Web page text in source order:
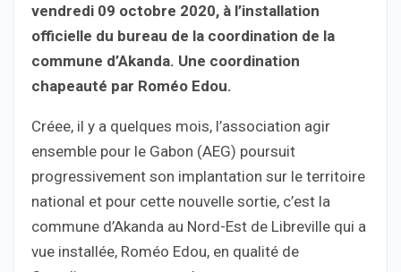
vendredi 09 octobre 2020, à l’installation
officielle du bureau de la coordination de la
commune d’Akanda. Une coordination
chapeauté par Roméo Edou.
Créee, il y a quelques mois, l’association agir
ensemble pour le Gabon (AEG) poursuit
progressivement son implantation sur le territoire
national et pour cette nouvelle sortie, c’est la
commune d’Akanda au Nord-Est de Libreville qui a
vue installée, Roméo Edou, en qualité de